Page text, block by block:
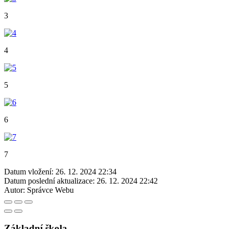
3
4
5
6
7
Datum vložení: 26. 12. 2024 22:34
Datum poslední aktualizace: 26. 12. 2024 22:42
Autor: Správce Webu